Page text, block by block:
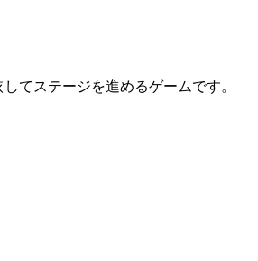
てステージを進めるゲームです。